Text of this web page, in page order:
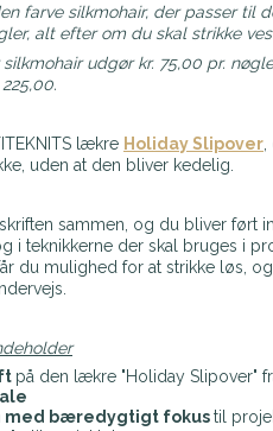
farve silkmohair, der passer til
alt efter om du skal strikke
udgør kr. 75,00 pr.
lækre Holiday Slipover
uden at den bliver kedelig.
sammen, og du bliver ført
i teknikkerne der skal bruges i
du mulighed for at strikke løs,
på den lækre "Holiday Slipover"
med bæredygtigt fokustil